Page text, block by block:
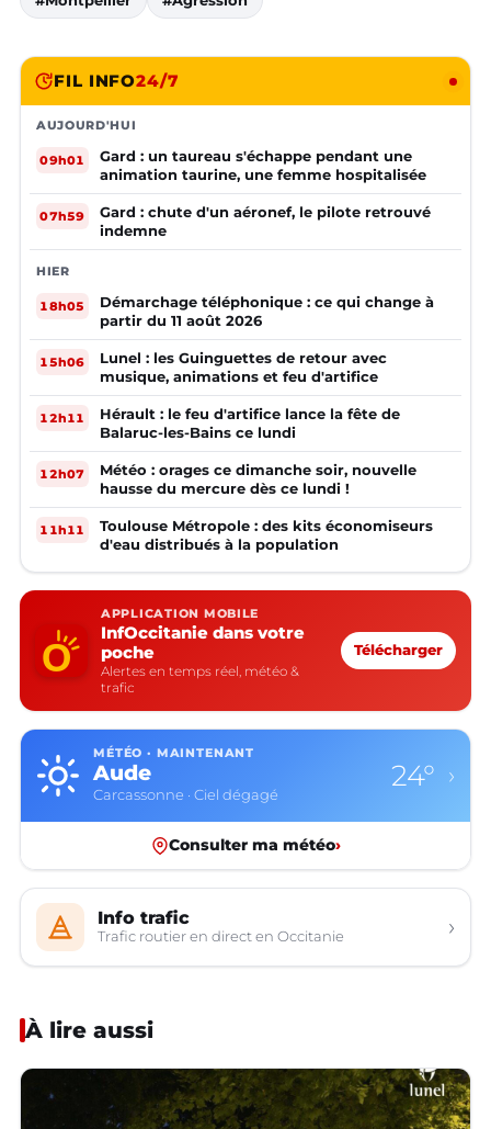
FIL INFO24/7
AUJOURD'HUI
09h01
Gard : un taureau s'échappe pendant une
animation taurine, une femme hospitalisée
07h59
Gard : chute d'un aéronef, le pilote retrouvé
indemne
HIER
18h05
Démarchage téléphonique : ce qui change à
partir du 11 août 2026
15h06
Lunel : les Guinguettes de retour avec
musique, animations et feu d'artifice
12h11
Hérault : le feu d'artifice lance la fête de
Balaruc-les-Bains ce lundi
12h07
Météo : orages ce dimanche soir, nouvelle
hausse du mercure dès ce lundi !
11h11
Toulouse Métropole : des kits économiseurs
d'eau distribués à la population
APPLICATION MOBILE
InfOccitanie dans votre
poche
Alertes en temps réel, météo &
trafic
Télécharger
MÉTÉO · MAINTENANT
Aude
Carcassonne · Ciel dégagé
24° ›
Consulter ma météo›
Info trafic
Trafic routier en direct en Occitanie ›
À lire aussi